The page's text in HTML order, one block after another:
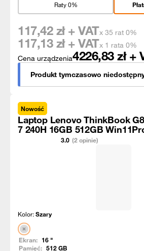
Raty 0%
Cena urządzenia4226,83 zł +
117,42 zł + VATx 35 rat 0%
117,13 zł + VATx 1 rata 0%
Produkt tymczasowo
Nowość
Laptop Lenovo ThinkBook
7 240H 16GB 512GB
3.0 (2 opinie)
Kolor:Szary
Ekran: 16 "
Pamięć: 512GB